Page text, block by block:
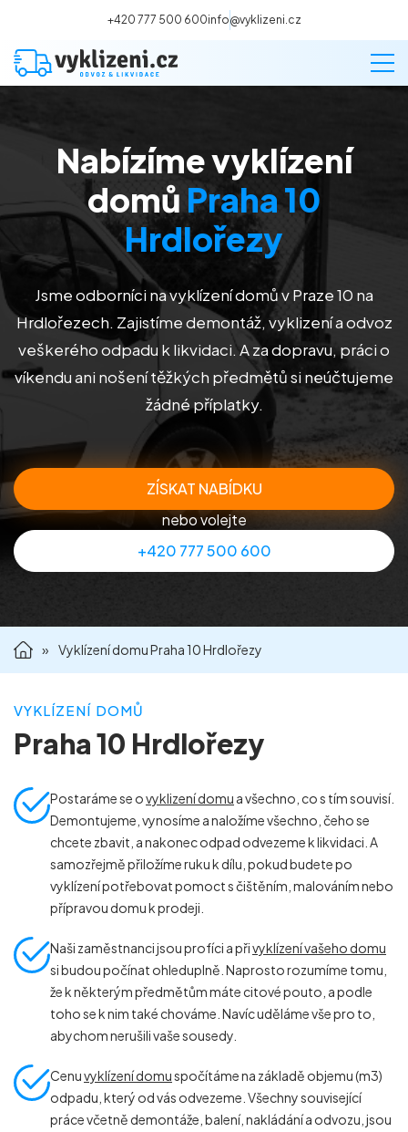
+420 777 500 600info@vyklizeni.cz
Vyklízení
Stěhování
Malování
Deratizace a dezinsekce
Úklid
Příprava nemovitostí na prodej
Nabízíme vyklízení
domů Praha 10
Hrdlořezy
Jsme odborníci na vyklízení domů v Praze 10 na
Hrdlořezech. Zajistíme demontáž, vyklizení a odvoz
veškerého odpadu k likvidaci. A za dopravu, práci o
víkendu ani nošení těžkých předmětů si neúčtujeme
žádné příplatky.
ZÍSKAT NABÍDKU
nebo volejte
+420 777 500 600
» Vyklízení domu Praha 10 Hrdlořezy
VYKLÍZENÍ DOMŮ
Praha 10 Hrdlořezy
Postaráme se ovyklizení domu a všechno, co s tím souvisí.
Demontujeme, vynosíme a naložíme všechno, čeho se
chcete zbavit, a nakonec odpad odvezeme k likvidaci. A
samozřejmě přiložíme ruku k dílu, pokud budete po
vyklízení potřebovat pomoct s čištěním, malováním nebo
přípravou domu k prodeji.
Naši zaměstnanci jsou profíci a přivyklízení vašeho domu
si budou počínat ohleduplně. Naprosto rozumíme tomu,
že k některým předmětům máte citové pouto, a podle
toho se k nim také chováme. Navíc uděláme vše pro to,
abychom nerušili vaše sousedy.
Cenuvyklízení domuspočítáme na základě objemu (m3)
odpadu, který od vás odvezeme. Všechny související
práce včetně demontáže, balení, nakládání a odvozu, jsou